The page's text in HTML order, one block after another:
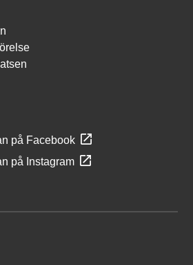
på Facebook
på Instagram